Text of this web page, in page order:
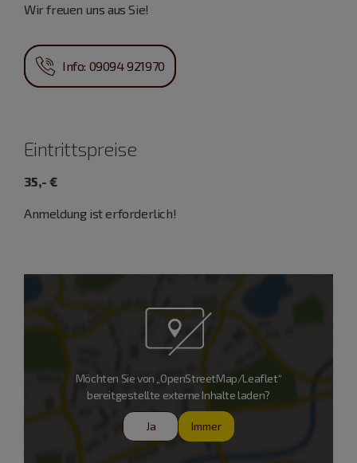
Wir freuen uns aus Sie!
Info: 09094 921970
Eintrittspreise
35,- €
Anmeldung ist erforderlich!
Möchten Sie von „OpenStreetMap/Leaflet“
bereitgestellte externe Inhalte laden?
Ja Immer